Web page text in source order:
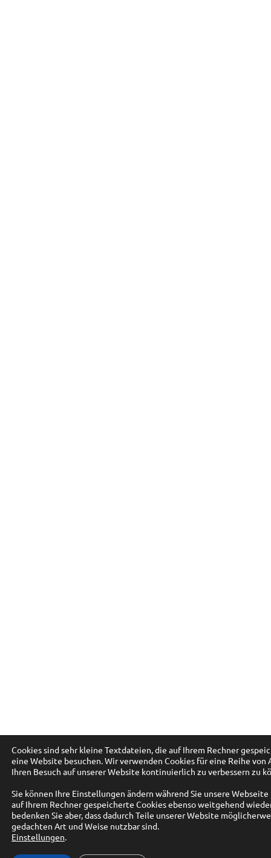
Cookies sind sehr kleine Textdateien, die auf Ihrem Rechner
eine Website besuchen. Wir verwenden Cookies für eine Reihe
Ihren Besuch auf unserer Website kontinuierlich zu verbessern zu
Sie können Ihre Einstellungen ändern während Sie unsere Webseite
auf Ihrem Rechner gespeicherte Cookies ebenso weitgehend
bedenken Sie aber, dass dadurch Teile unserer Website
gedachten Art und Weise nutzbar sind.
Einstellungen.